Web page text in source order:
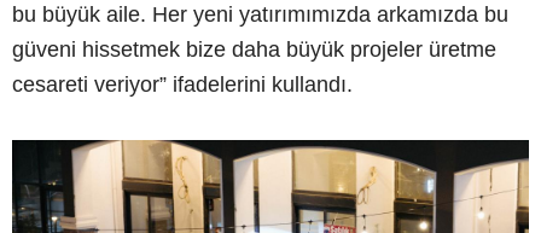
bu büyük aile. Her yeni yatırımımızda arkamızda bu
güveni hissetmek bize daha büyük projeler üretme
cesareti veriyor” ifadelerini kullandı.